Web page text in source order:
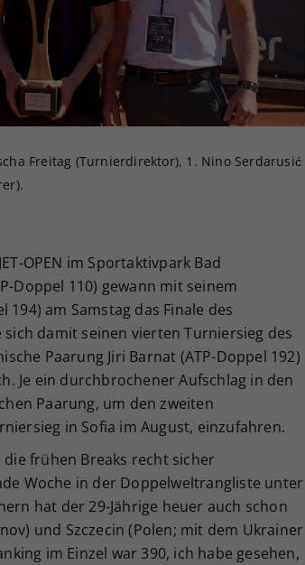
Freitag (Turnierdirektor), 1. Nino Serdarusić
OPEN im Sportaktivpark Bad
Doppel 110) gewann mit seinem
am Samstag das Finale des
damit seinen vierten Turniersieg des
Paarung Jiri Barnat (ATP-Doppel 192)
Je ein durchbrochener Aufschlag in den
Paarung, um den zweiten
in Sofia im August, einzufahren.
frühen Breaks recht sicher
Woche in der Doppelweltrangliste unter
hat der 29-Jährige heuer auch schon
und Szczecin (Polen; mit dem Ukrainer
im Einzel war 390, ich habe gesehen,
Ihrer vorgenommen Einstellungen, falls der
Webseiten-Betreiber dies eingestellt hat.